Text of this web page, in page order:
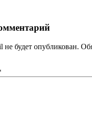
не будет опубликован.